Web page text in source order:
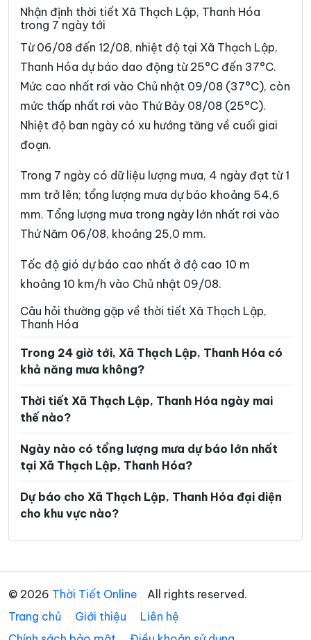
Xã Cẩm Thạch Xã Cẩm Thủy
Xã Cẩm Tú
Xã Cổ Lũng Xã Công Chính
Xã Điền Lư Xã Điền Quang
Xã Định Hòa Xã Định Tân
Xã Đồng Lương
Xã Đồng Tiến Xã Giao An
Xã Hà Long Xã Hà Trung
Xã Hậu Lộc Xã Hiền Kiệt
Xã Hóa Quỳ Xã Hoằng Châu
Xã Hoằng Giang Xã Hoằng Hóa
Xã Hoằng Lộc
Xã Hoằng Sơn Xã Hoằng Thanh
Xã Hoằng Tiến Xã Hoạt Giang
Xã Hồi Xuân
Xã Lam Sơn Xã Linh Sơn
Xã Lĩnh Toại Xã Luận Thành
Xã Lương Sơn
Xã Mường Mìn
Xã Nam Xuân
Nhận định thời tiết Xã Thạch Lập, Thanh Hóa
trong 7 ngày tới
Từ 06/08 đến 12/08, nhiệt độ tại Xã Thạch Lập,
Thanh Hóa dự báo dao động từ 25°C đến 37°C.
Mức cao nhất rơi vào Chủ nhật 09/08 (37°C), còn
mức thấp nhất rơi vào Thứ Bảy 08/08 (25°C).
Nhiệt độ ban ngày có xu hướng tăng về cuối giai
đoạn.
Trong 7 ngày có dữ liệu lượng mưa, 4 ngày đạt từ 1
mm trở lên; tổng lượng mưa dự báo khoảng 54,6
mm. Tổng lượng mưa trong ngày lớn nhất rơi vào
Thứ Năm 06/08, khoảng 25,0 mm.
Tốc độ gió dự báo cao nhất ở độ cao 10 m
khoảng 10 km/h vào Chủ nhật 09/08.
Câu hỏi thường gặp về thời tiết Xã Thạch Lập,
Thanh Hóa
Trong 24 giờ tới, Xã Thạch Lập, Thanh Hóa có
khả năng mưa không?
Thời tiết Xã Thạch Lập, Thanh Hóa ngày mai
thế nào?
Ngày nào có tổng lượng mưa dự báo lớn nhất
tại Xã Thạch Lập, Thanh Hóa?
Dự báo cho Xã Thạch Lập, Thanh Hóa đại diện
cho khu vực nào?
© 2026 Thời Tiết Online
All rights reserved.
Trang chủ
Giới thiệu
Liên hệ